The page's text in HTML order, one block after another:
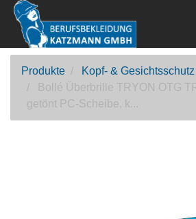
Produkte
Kopf- & Gesichtsschutz
Bollé Überbrille TRYON OTG
getönt PC-Scheibe, k...